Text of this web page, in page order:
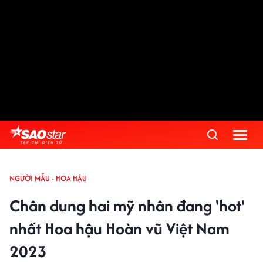
NGƯỜI MẪU - HOA HẬU
Chân dung hai mỹ nhân đang 'hot'
nhất Hoa hậu Hoàn vũ Việt Nam
2023